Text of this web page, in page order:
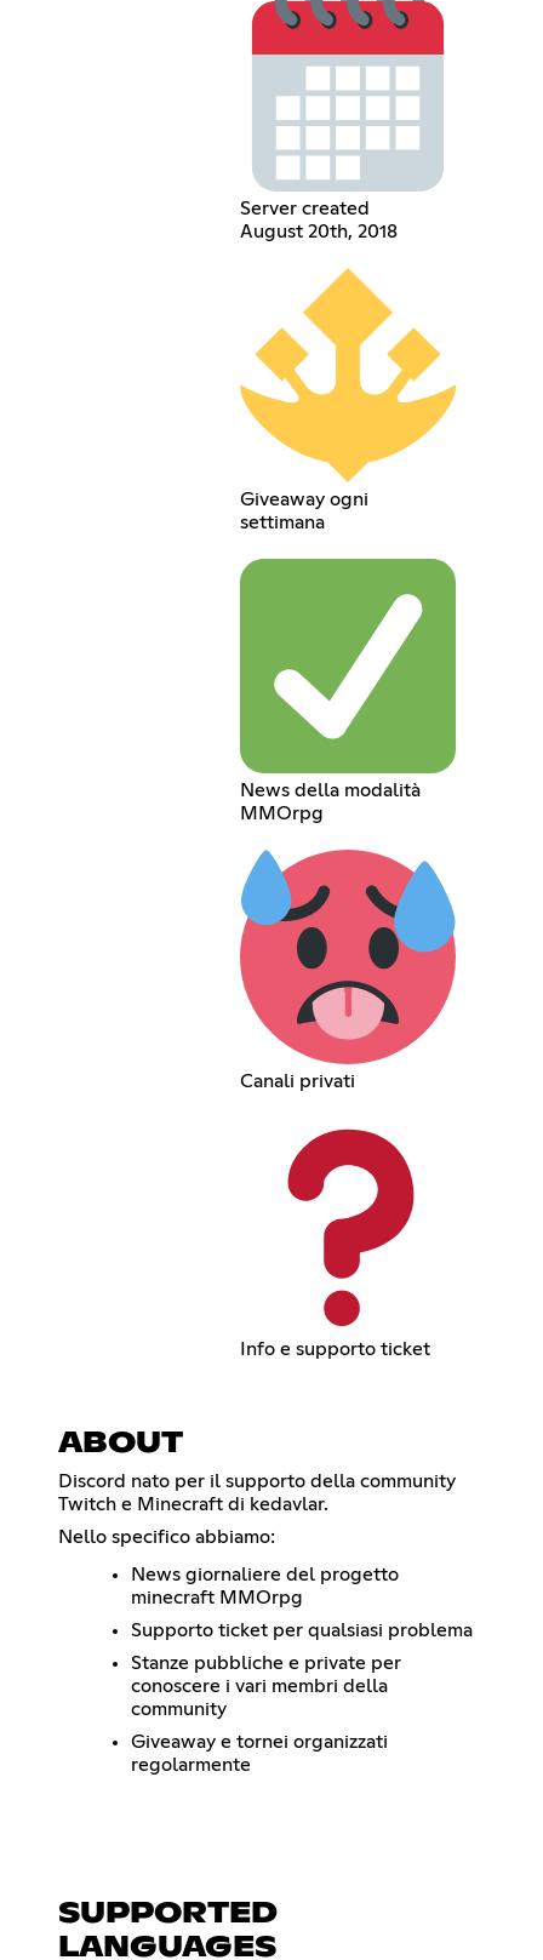
Server created
August 20th, 2018
Giveaway ogni
settimana
News della modalità
MMOrpg
Canali privati
Info e supporto ticket
ABOUT
Discord nato per il supporto della community
Twitch e Minecraft di kedavlar.
Nello specifico abbiamo:
News giornaliere del progetto
minecraft MMOrpg
Supporto ticket per qualsiasi problema
Stanze pubbliche e private per
conoscere i vari membri della
community
Giveaway e tornei organizzati
regolarmente
SUPPORTED
LANGUAGES